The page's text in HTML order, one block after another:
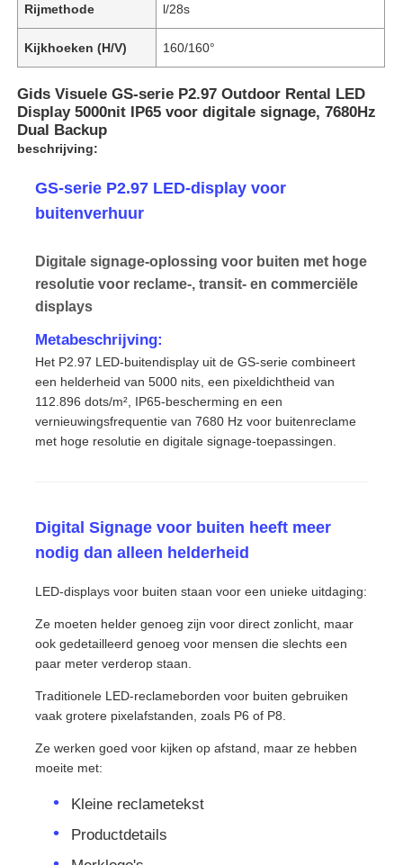
Producten
Video's
VR -show
Over Ons
Fabriekstour
Rijmethode l/28s
Kijkhoeken (H/V) 160/160°
Gids Visuele GS-serie P2.97 Outdoor Rental LED
Display 5000nit IP65 voor digitale signage, 7680Hz
Dual Backup
beschrijving:
GS-serie P2.97 LED-display voor
buitenverhuur
Digitale signage-oplossing voor buiten met hoge
resolutie voor reclame-, transit- en commerciële
displays
Metabeschrijving:
Het P2.97 LED-buitendisplay uit de GS-serie combineert
een helderheid van 5000 nits, een pixeldichtheid van
112.896 dots/m², IP65-bescherming en een
vernieuwingsfrequentie van 7680 Hz voor buitenreclame
met hoge resolutie en digitale signage-toepassingen.
Digital Signage voor buiten heeft meer
nodig dan alleen helderheid
LED-displays voor buiten staan ​​voor een unieke uitdaging:
Ze moeten helder genoeg zijn voor direct zonlicht, maar
ook gedetailleerd genoeg voor mensen die slechts een
paar meter verderop staan.
Traditionele LED-reclameborden voor buiten gebruiken
vaak grotere pixelafstanden, zoals P6 of P8.
Ze werken goed voor kijken op afstand, maar ze hebben
moeite met:
Kleine reclametekst
Productdetails